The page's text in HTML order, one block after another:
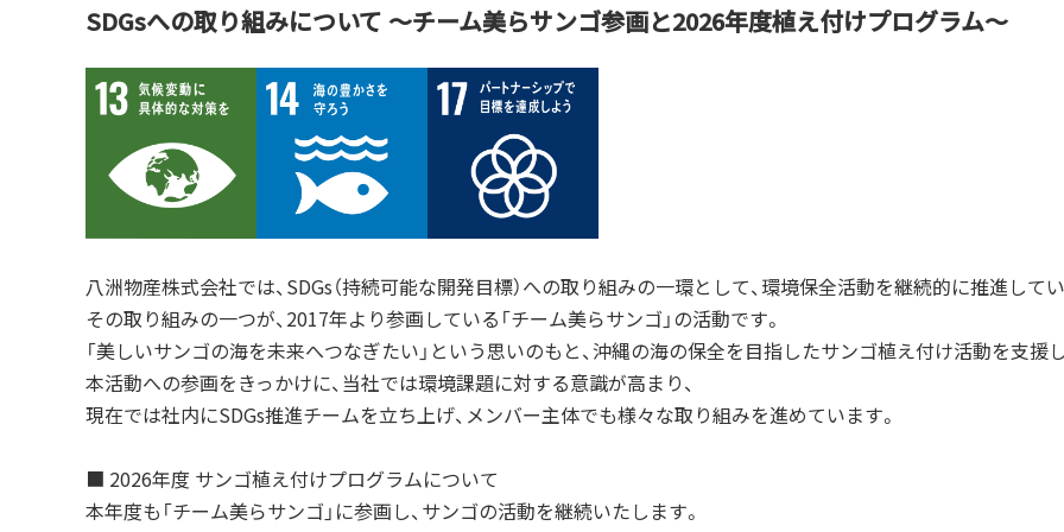
SDGsへの取り組みについて ～チーム美らサンゴ参画と2026年度植え付けプログラム～
八洲物産株式会社では、SDGs（持続可能な開発目標）への取り組みの一環として、環境保全活動を継続的に推進してい
その取り組みの一つが、2017年より参画している「チーム美らサンゴ」の活動です。
「美しいサンゴの海を未来へつなぎたい」という思いのもと、沖縄の海の保全を目指したサンゴ植え付け活動を支援
本活動への参画をきっかけに、当社では環境課題に対する意識が高まり、
現在では社内にSDGs推進チームを立ち上げ、メンバー主体でも様々な取り組みを進めています。
■ 2026年度 サンゴ植え付けプログラムについて
本年度も「チーム美らサンゴ」に参画し、サンゴの活動を継続いたします。